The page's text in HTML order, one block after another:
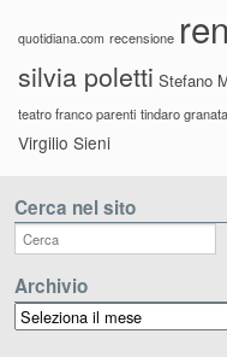
quotidiana.com recensione
silvia poletti Stefano
teatro franco parenti tindaro granata
Virgilio Sieni
Cerca nel sito
Archivio
Archivio